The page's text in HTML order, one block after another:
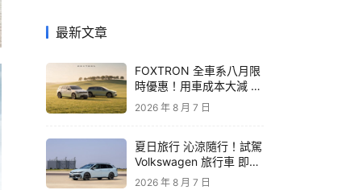
最新文章
FOXTRON 全車系八月限
時優惠！用車成本大減 開
啟「零稅金＋零保養」純
電新生活
2026 年 8 月 7 日
夏日旅行 沁涼隨行！試駕
Volkswagen 旅行車 即享
精品咖啡卡
2026 年 8 月 7 日